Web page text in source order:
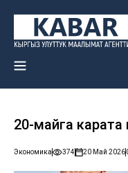
20-майга
Экономика 374 20 Май 2026